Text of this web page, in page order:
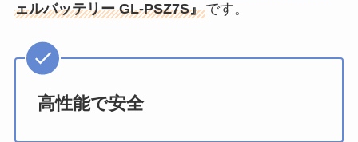
ェルバッテリー GL-PSZ7S』です。
高性能で安全